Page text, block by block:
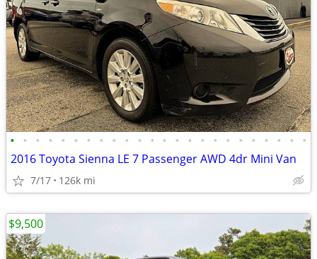
• • • • • • • • • • • • • • • • • • • • • • • •
2016 Toyota Sienna LE 7 Passenger AWD 4dr Mini Van
7/17 126k mi
$9,500